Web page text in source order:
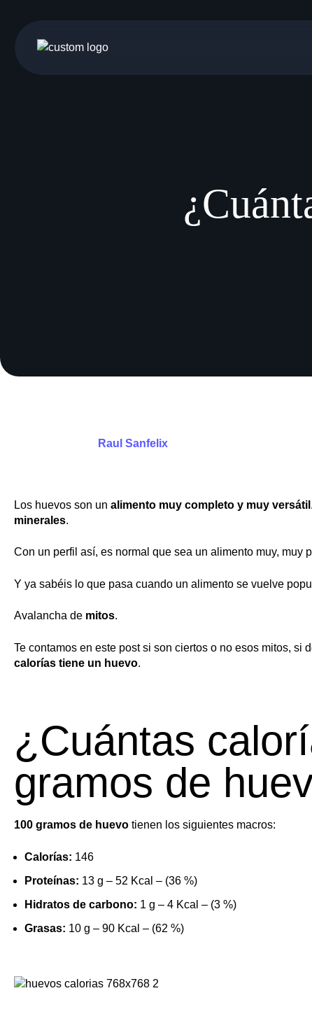
Raul Sanfelix
Los huevos son un alimento muy completo y muy versátil
minerales.
Con un perfil así, es normal que sea un alimento muy, muy
Y ya sabéis lo que pasa cuando un alimento se vuelve
Avalancha de mitos.
Te contamos en este post si son ciertos o no esos mitos, si
calorías tiene un huevo.
¿Cuántas
gramos de
100 gramos de huevo tienen los siguientes macros:
Calorías: 146
Proteínas: 13 g – 52 Kcal – (36 %)
Hidratos de carbono: 1 g – 4 Kcal – (3 %)
Grasas: 10 g – 90 Kcal – (62 %)